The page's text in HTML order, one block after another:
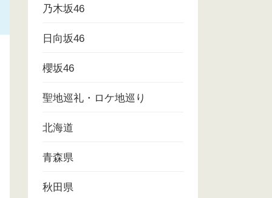
乃木坂46
日向坂46
櫻坂46
聖地巡礼・ロケ地巡り
北海道
青森県
秋田県